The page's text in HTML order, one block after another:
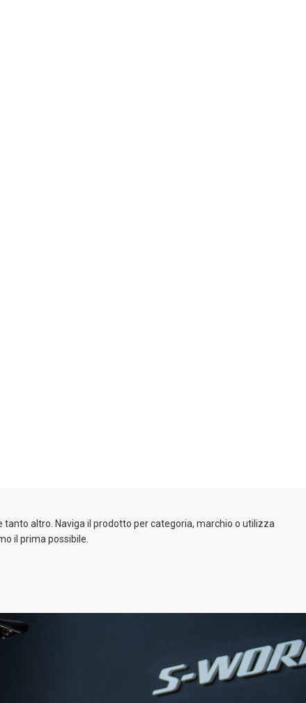
altro. Naviga il prodotto per categoria, marchio o utilizza
il prima possibile.